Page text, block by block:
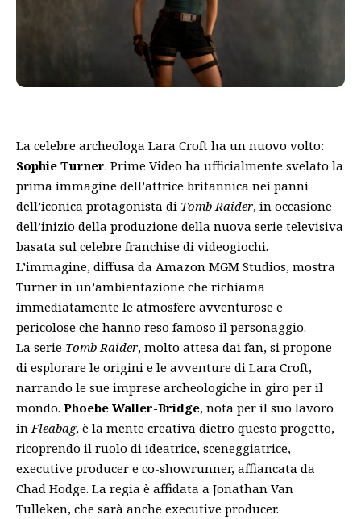
La celebre archeologa Lara Croft ha un nuovo volto:
Sophie Turner. Prime Video ha ufficialmente svelato la
prima immagine dell’attrice britannica nei panni
dell’iconica protagonista di Tomb Raider, in occasione
dell’inizio della produzione della nuova serie televisiva
basata sul celebre franchise di videogiochi.
L’immagine, diffusa da Amazon MGM Studios, mostra
Turner in un’ambientazione che richiama
immediatamente le atmosfere avventurose e
pericolose che hanno reso famoso il personaggio.
La serie Tomb Raider, molto attesa dai fan, si propone
di esplorare le origini e le avventure di Lara Croft,
narrando le sue imprese archeologiche in giro per il
mondo. Phoebe Waller-Bridge, nota per il suo lavoro
in Fleabag, è la mente creativa dietro questo progetto,
ricoprendo il ruolo di ideatrice, sceneggiatrice,
executive producer e co-showrunner, affiancata da
Chad Hodge. La regia è affidata a Jonathan Van
Tulleken, che sarà anche executive producer.